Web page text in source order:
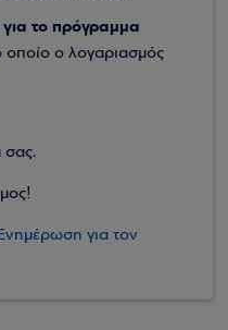
το πρόγραμμα
οποίο ο λογαριασμός
σας.
για τον